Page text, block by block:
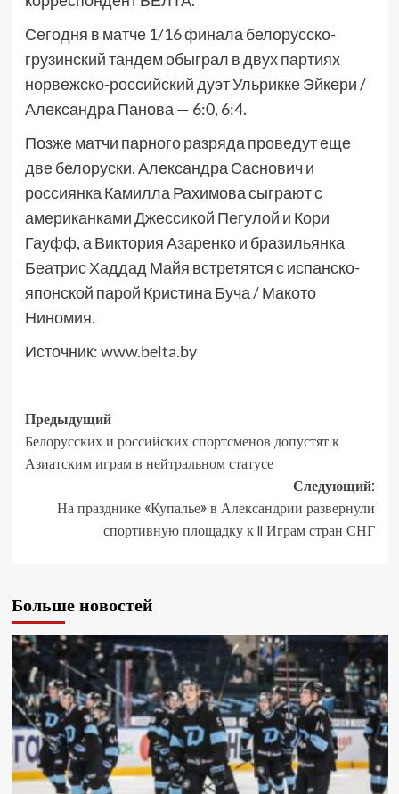
Сегодня в матче 1/16 финала белорусско-
грузинский тандем обыграл в двух партиях
норвежско-российский дуэт Ульрикке Эйкери /
Александра Панова — 6:0, 6:4.
Позже матчи парного разряда проведут еще
две белоруски. Александра Саснович и
россиянка Камилла Рахимова сыграют с
американками Джессикой Пегулой и Кори
Гауфф, а Виктория Азаренко и бразильянка
Беатрис Хаддад Майя встретятся с испанско-
японской парой Кристина Буча / Макото
Ниномия.
Источник:www.belta.by
Предыдущий
Белорусских и российских спортсменов допустят к
Азиатским играм в нейтральном статусе
Следующий:
На празднике «Купалье» в Александрии развернули
спортивную площадку к II Играм стран СНГ
Больше новостей